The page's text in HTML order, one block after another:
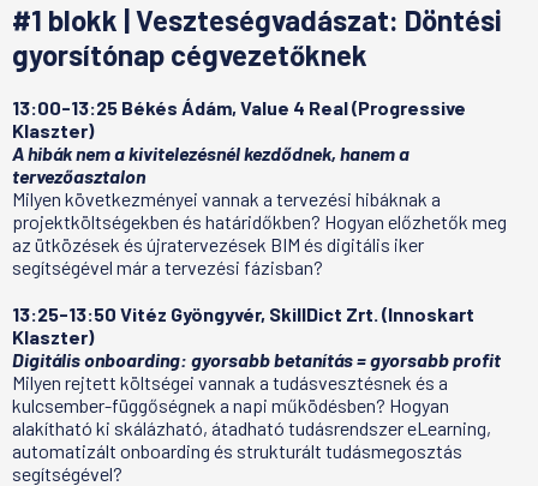
#1 blokk | Veszteségvadászat: Döntési
gyorsítónap cégvezetőknek
13:00-13:25 Békés Ádám, Value 4 Real (Progressive
Klaszter)
A hibák nem a kivitelezésnél kezdődnek, hanem a
tervezőasztalon
Milyen következményei vannak a tervezési hibáknak a
projektköltségekben és határidőkben? Hogyan előzhetők meg
az ütközések és újratervezések BIM és digitális iker
segítségével már a tervezési fázisban?
13:25-13:50 Vitéz Gyöngyvér, SkillDict Zrt. (Innoskart
Klaszter)
Digitális onboarding: gyorsabb betanítás = gyorsabb profit
Milyen rejtett költségei vannak a tudásvesztésnek és a
kulcsember-függőségnek a napi működésben? Hogyan
alakítható ki skálázható, átadható tudásrendszer eLearning,
automatizált onboarding és strukturált tudásmegosztás
segítségével?